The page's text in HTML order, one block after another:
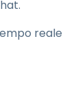
reale